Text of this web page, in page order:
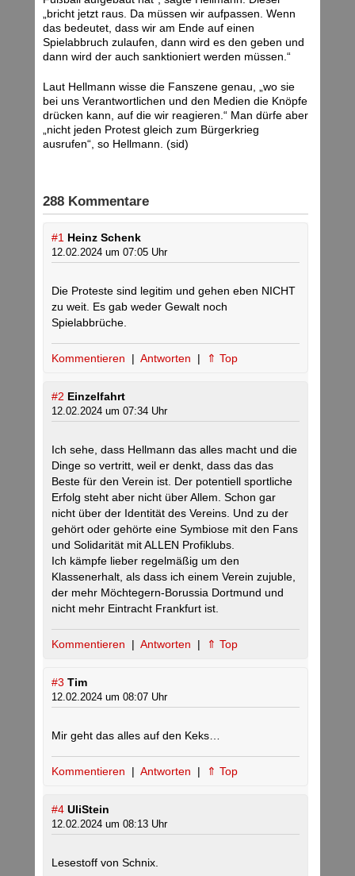
„bricht jetzt raus. Da müssen wir aufpassen. Wenn
das bedeutet, dass wir am Ende auf einen
Spielabbruch zulaufen, dann wird es den geben und
dann wird der auch sanktioniert werden müssen.“
Laut Hellmann wisse die Fanszene genau, „wo sie
bei uns Verantwortlichen und den Medien die Knöpfe
drücken kann, auf die wir reagieren.“ Man dürfe aber
„nicht jeden Protest gleich zum Bürgerkrieg
ausrufen“, so Hellmann. (sid)
288 Kommentare
#1 Heinz Schenk
12.02.2024 um 07:05 Uhr
Die Proteste sind legitim und gehen eben NICHT
zu weit. Es gab weder Gewalt noch
Spielabbrüche.
Kommentieren | Antworten | ⇑ Top
#2 Einzelfahrt
12.02.2024 um 07:34 Uhr
Ich sehe, dass Hellmann das alles macht und die
Dinge so vertritt, weil er denkt, dass das das
Beste für den Verein ist. Der potentiell sportliche
Erfolg steht aber nicht über Allem. Schon gar
nicht über der Identität des Vereins. Und zu der
gehört oder gehörte eine Symbiose mit den Fans
und Solidarität mit ALLEN Profiklubs.
Ich kämpfe lieber regelmäßig um den
Klassenerhalt, als dass ich einem Verein zujuble,
der mehr Möchtegern-Borussia Dortmund und
nicht mehr Eintracht Frankfurt ist.
Kommentieren | Antworten | ⇑ Top
#3 Tim
12.02.2024 um 08:07 Uhr
Mir geht das alles auf den Keks…
Kommentieren | Antworten | ⇑ Top
#4 UliStein
12.02.2024 um 08:13 Uhr
Lesestoff von Schnix.